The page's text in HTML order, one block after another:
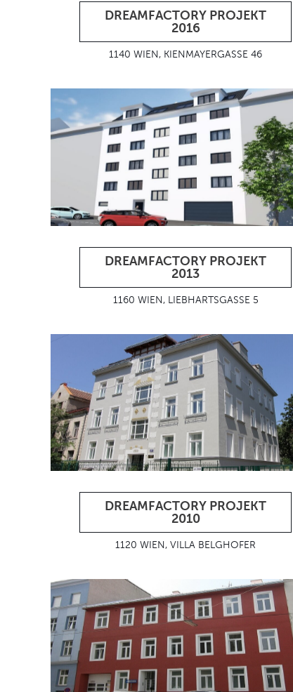
DREAMFACTORY PROJEKT
2016
1140 WIEN, KIENMAYERGASSE 46
DREAMFACTORY PROJEKT
2013
1160 WIEN, LIEBHARTSGASSE 5
DREAMFACTORY PROJEKT
2010
1120 WIEN, VILLA BELGHOFER